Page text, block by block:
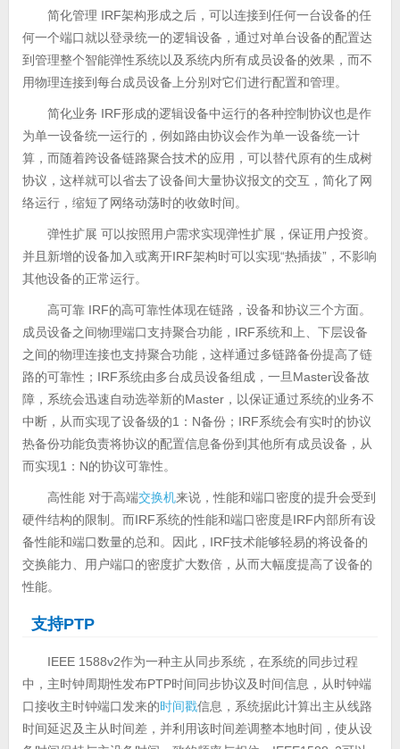
简化管理 IRF架构形成之后，可以连接到任何一台设备的任
何一个端口就以登录统一的逻辑设备，通过对单台设备的配置达
到管理整个智能弹性系统以及系统内所有成员设备的效果，而不
用物理连接到每台成员设备上分别对它们进行配置和管理。
简化业务 IRF形成的逻辑设备中运行的各种控制协议也是作
为单一设备统一运行的，例如路由协议会作为单一设备统一计
算，而随着跨设备链路聚合技术的应用，可以替代原有的生成树
协议，这样就可以省去了设备间大量协议报文的交互，简化了网
络运行，缩短了网络动荡时的收敛时间。
弹性扩展 可以按照用户需求实现弹性扩展，保证用户投资。
并且新增的设备加入或离开IRF架构时可以实现“热插拔”，不影响
其他设备的正常运行。
高可靠 IRF的高可靠性体现在链路，设备和协议三个方面。
成员设备之间物理端口支持聚合功能，IRF系统和上、下层设备
之间的物理连接也支持聚合功能，这样通过多链路备份提高了链
路的可靠性；IRF系统由多台成员设备组成，一旦Master设备故
障，系统会迅速自动选举新的Master，以保证通过系统的业务不
中断，从而实现了设备级的1：N备份；IRF系统会有实时的协议
热备份功能负责将协议的配置信息备份到其他所有成员设备，从
而实现1：N的协议可靠性。
高性能 对于高端交换机来说，性能和端口密度的提升会受到
硬件结构的限制。而IRF系统的性能和端口密度是IRF内部所有设
备性能和端口数量的总和。因此，IRF技术能够轻易的将设备的
交换能力、用户端口的密度扩大数倍，从而大幅度提高了设备的
性能。
支持PTP
IEEE 1588v2作为一种主从同步系统，在系统的同步过程
中，主时钟周期性发布PTP时间同步协议及时间信息，从时钟端
口接收主时钟端口发来的时间戳信息，系统据此计算出主从线路
时间延迟及主从时间差，并利用该时间差调整本地时间，使从设